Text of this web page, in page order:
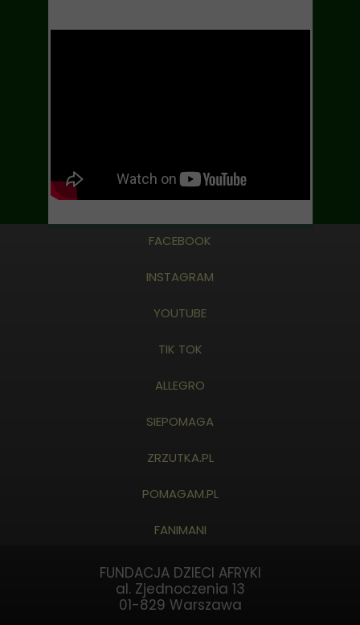
FACEBOOK
INSTAGRAM
YOUTUBE
TIK TOK
ALLEGRO
SIEPOMAGA
ZRZUTKA.PL
POMAGAM.PL
FANIMANI
FUNDACJA DZIECI AFRYKI
al. Zjednoczenia 13
01-829 Warszawa